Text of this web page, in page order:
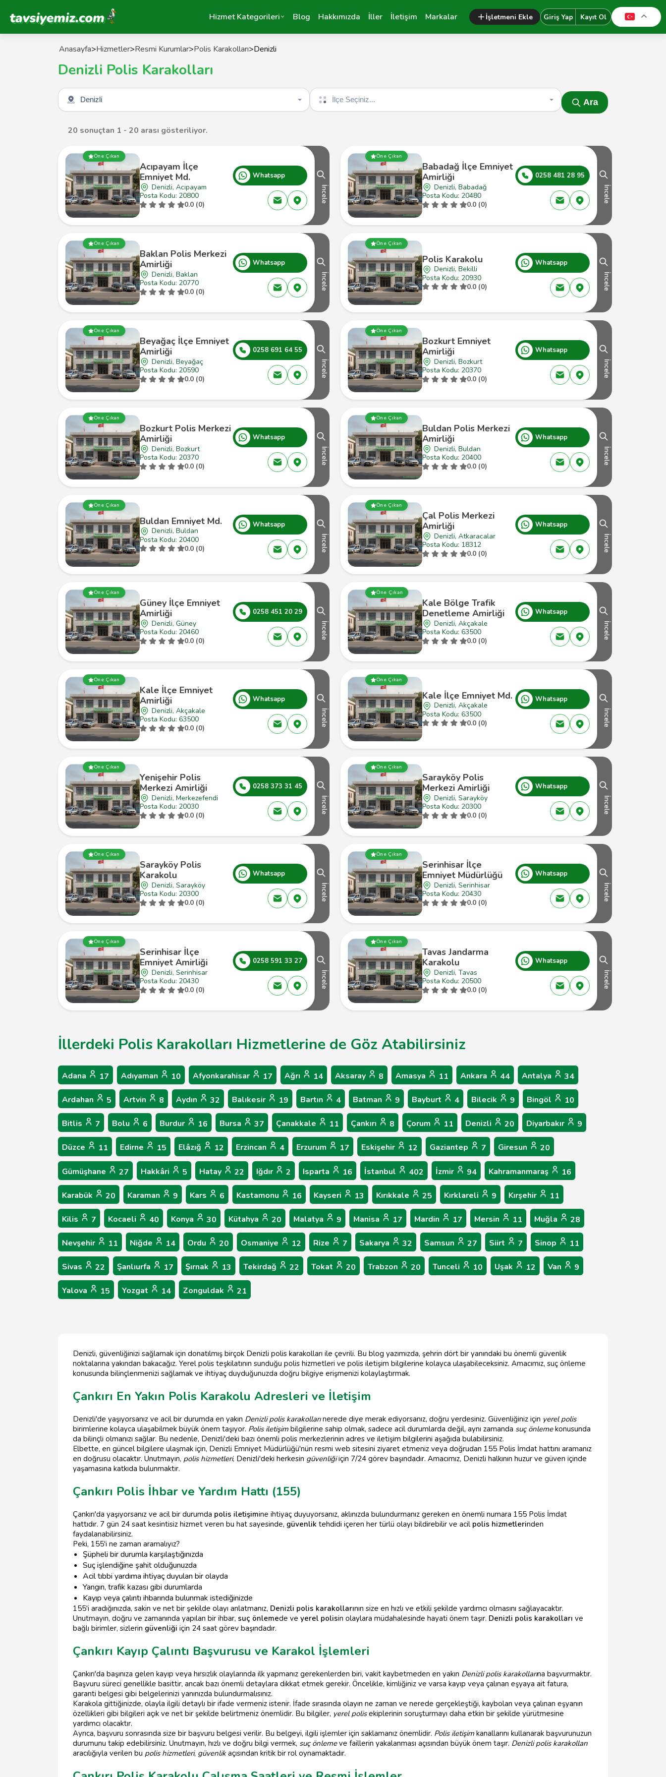
Tavsiyemiz Anasayfa Hizmet Kategorileri Blog Hakkımızda İller İletişim Markalar İşletmeni Ekle Giriş Yap Kayıt Ol
Anasayfa>Hizmetler>Resmi Kurumlar>Polis Karakolları>Denizli
Denizli Polis Karakolları
Şehir seçin İlçe seçin
Ara
20 sonuçtan 1 - 20 arası gösteriliyor.
Öne Çıkan
Acıpayam İlçe
Emniyet Md.
Denizli, Acıpayam
Posta Kodu: 20800
0.0 (0)
Whatsapp
İncele
Öne Çıkan
Babadağ İlçe Emniyet
Amirliği
Denizli, Babadağ
Posta Kodu: 20480
0.0 (0)
0258 481 28 95
İncele
Öne Çıkan
Baklan Polis Merkezi
Amirliği
Denizli, Baklan
Posta Kodu: 20770
0.0 (0)
Whatsapp
İncele
Öne Çıkan
Polis Karakolu
Denizli, Bekilli
Posta Kodu: 20930
0.0 (0)
Whatsapp
İncele
Öne Çıkan
Beyağaç İlçe Emniyet
Amirliği
Denizli, Beyağaç
Posta Kodu: 20590
0.0 (0)
0258 691 64 55
İncele
Öne Çıkan
Bozkurt Emniyet
Amirliği
Denizli, Bozkurt
Posta Kodu: 20370
0.0 (0)
Whatsapp
İncele
Öne Çıkan
Bozkurt Polis Merkezi
Amirliği
Denizli, Bozkurt
Posta Kodu: 20370
0.0 (0)
Whatsapp
İncele
Öne Çıkan
Buldan Polis Merkezi
Amirliği
Denizli, Buldan
Posta Kodu: 20400
0.0 (0)
Whatsapp
İncele
Öne Çıkan
Buldan Emniyet Md.
Denizli, Buldan
Posta Kodu: 20400
0.0 (0)
Whatsapp
İncele
Öne Çıkan
Çal Polis Merkezi
Amirliği
Denizli, Atkaracalar
Posta Kodu: 18312
0.0 (0)
Whatsapp
İncele
Öne Çıkan
Güney İlçe Emniyet
Amirliği
Denizli, Güney
Posta Kodu: 20460
0.0 (0)
0258 451 20 29
İncele
Öne Çıkan
Kale Bölge Trafik
Denetleme Amirliği
Denizli, Akçakale
Posta Kodu: 63500
0.0 (0)
Whatsapp
İncele
Öne Çıkan
Kale İlçe Emniyet
Amirliği
Denizli, Akçakale
Posta Kodu: 63500
0.0 (0)
Whatsapp
İncele
Öne Çıkan
Kale İlçe Emniyet Md.
Denizli, Akçakale
Posta Kodu: 63500
0.0 (0)
Whatsapp
İncele
Öne Çıkan
Yenişehir Polis
Merkezi Amirliği
Denizli, Merkezefendi
Posta Kodu: 20030
0.0 (0)
0258 373 31 45
İncele
Öne Çıkan
Sarayköy Polis
Merkezi Amirliği
Denizli, Sarayköy
Posta Kodu: 20300
0.0 (0)
Whatsapp
İncele
Öne Çıkan
Sarayköy Polis
Karakolu
Denizli, Sarayköy
Posta Kodu: 20300
0.0 (0)
Whatsapp
İncele
Öne Çıkan
Serinhisar İlçe
Emniyet Müdürlüğü
Denizli, Serinhisar
Posta Kodu: 20430
0.0 (0)
Whatsapp
İncele
Öne Çıkan
Serinhisar İlçe
Emniyet Amirliği
Denizli, Serinhisar
Posta Kodu: 20430
0.0 (0)
0258 591 33 27
İncele
Öne Çıkan
Tavas Jandarma
Karakolu
Denizli, Tavas
Posta Kodu: 20500
0.0 (0)
Whatsapp
İncele
İllerdeki Polis Karakolları Hizmetlerine de Göz Atabilirsiniz
Adana 17 Adıyaman 10 Afyonkarahisar 17 Ağrı 14 Aksaray 8 Amasya 11 Ankara 44 Antalya 34
Ardahan 5 Artvin 8 Aydın 32 Balıkesir 19 Bartın 4 Batman 9 Bayburt 4 Bilecik 9 Bingöl 10
Bitlis 7 Bolu 6 Burdur 16 Bursa 37 Çanakkale 11 Çankırı 8 Çorum 11 Denizli 20 Diyarbakır 9
Düzce 11 Edirne 15 Elâzığ 12 Erzincan 4 Erzurum 17 Eskişehir 12 Gaziantep 7 Giresun 20
Gümüşhane 27 Hakkâri 5 Hatay 22 Iğdır 2 Isparta 16 İstanbul 402 İzmir 94 Kahramanmaraş 16
Karabük 20 Karaman 9 Kars 6 Kastamonu 16 Kayseri 13 Kırıkkale 25 Kırklareli 9 Kırşehir 11
Kilis 7 Kocaeli 40 Konya 30 Kütahya 20 Malatya 9 Manisa 17 Mardin 17 Mersin 11 Muğla 28
Nevşehir 11 Niğde 14 Ordu 20 Osmaniye 12 Rize 7 Sakarya 32 Samsun 27 Siirt 7 Sinop 11
Sivas 22 Şanlıurfa 17 Şırnak 13 Tekirdağ 22 Tokat 20 Trabzon 20 Tunceli 10 Uşak 12 Van 9
Yalova 15 Yozgat 14 Zonguldak 21
Denizli, güvenliğinizi sağlamak için donatılmış birçok Denizli polis karakolları ile çevrili. Bu blog yazımızda, şehrin dört bir yanındaki bu önemli güvenlik
noktalarına yakından bakacağız. Yerel polis teşkilatının sunduğu polis hizmetleri ve polis iletişim bilgilerine kolayca ulaşabileceksiniz. Amacımız, suç önleme
konusunda bilinçlenmenizi sağlamak ve ihtiyaç duyduğunuzda doğru bilgiye erişmenizi kolaylaştırmak.
Çankırı En Yakın Polis Karakolu Adresleri ve İletişim
Denizli'de yaşıyorsanız ve acil bir durumda en yakın Denizli polis karakollarınerede diye merak ediyorsanız, doğru yerdesiniz. Güvenliğiniz için yerel polis
birimlerine kolayca ulaşabilmek büyük önem taşıyor. Polis iletişim bilgilerine sahip olmak, sadece acil durumlarda değil, aynı zamanda suç önlemekonusunda
da bilinçli olmanızı sağlar. Bu nedenle, Denizli'deki bazı önemli polis merkezlerinin adres ve iletişim bilgilerini aşağıda bulabilirsiniz.
Elbette, en güncel bilgilere ulaşmak için, Denizli Emniyet Müdürlüğü'nün resmi web sitesini ziyaret etmeniz veya doğrudan 155 Polis İmdat hattını aramanız
en doğrusu olacaktır. Unutmayın, polis hizmetleri, Denizli'deki herkesin güvenliğiiçin 7/24 görev başındadır. Amacımız, Denizli halkının huzur ve güven içinde
yaşamasına katkıda bulunmaktır.
Çankırı Polis İhbar ve Yardım Hattı (155)
Çankırı'da yaşıyorsanız ve acil bir durumda polis iletişimine ihtiyaç duyuyorsanız, aklınızda bulundurmanız gereken en önemli numara 155 Polis İmdat
hattıdır. 7 gün 24 saat kesintisiz hizmet veren bu hat sayesinde, güvenlik tehdidi içeren her türlü olayı bildirebilir ve acil polis hizmetlerinden
faydalanabilirsiniz.
Peki, 155'i ne zaman aramalıyız?
Şüpheli bir durumla karşılaştığınızda
Suç işlendiğine şahit olduğunuzda
Acil tıbbi yardıma ihtiyaç duyulan bir olayda
Yangın, trafik kazası gibi durumlarda
Kayıp veya çalıntı ihbarında bulunmak istediğinizde
155'i aradığınızda, sakin ve net bir şekilde olayı anlatmanız, Denizli polis karakollarının size en hızlı ve etkili şekilde yardımcı olmasını sağlayacaktır.
Unutmayın, doğru ve zamanında yapılan bir ihbar, suç önlemede ve yerel polisin olaylara müdahalesinde hayati önem taşır. Denizli polis karakolları ve
bağlı birimler, sizlerin güvenliği için 24 saat görev başındadır.
Çankırı Kayıp Çalıntı Başvurusu ve Karakol İşlemleri
Çankırı'da başınıza gelen kayıp veya hırsızlık olaylarında ilk yapmanız gerekenlerden biri, vakit kaybetmeden en yakın Denizli polis karakollarına başvurmaktır.
Başvuru süreci genellikle basittir, ancak bazı önemli detaylara dikkat etmek gerekir. Öncelikle, kimliğiniz ve varsa kayıp veya çalınan eşyaya ait fatura,
garanti belgesi gibi belgelerinizi yanınızda bulundurmalısınız.
Karakola gittiğinizde, olayla ilgili detaylı bir ifade vermeniz istenir. İfade sırasında olayın ne zaman ve nerede gerçekleştiği, kaybolan veya çalınan eşyanın
özellikleri gibi bilgileri açık ve net bir şekilde belirtmeniz önemlidir. Bu bilgiler, yerel polisekiplerinin soruşturmayı daha etkin bir şekilde yürütmesine
yardımcı olacaktır.
Ayrıca, başvuru sonrasında size bir başvuru belgesi verilir. Bu belgeyi, ilgili işlemler için saklamanız önemlidir. Polis iletişim kanallarını kullanarak başvurunuzun
durumunu takip edebilirsiniz. Unutmayın, hızlı ve doğru bilgi vermek, suç önlemeve faillerin yakalanması açısından büyük önem taşır. Denizli polis karakolları
aracılığıyla verilen bu polis hizmetleri, güvenlikaçısından kritik bir rol oynamaktadır.